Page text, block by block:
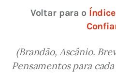
Voltar para o
(Brandão, Ascânio.
Pensamentos para